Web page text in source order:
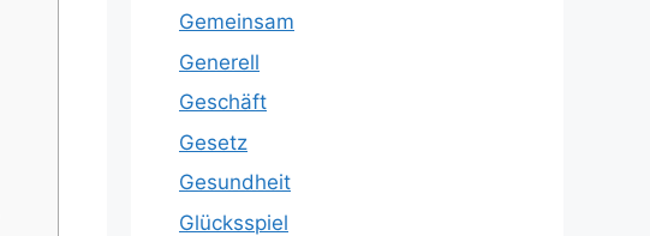
Gemeinsam
Generell
Geschäft
Gesetz
Gesundheit
Glücksspiel